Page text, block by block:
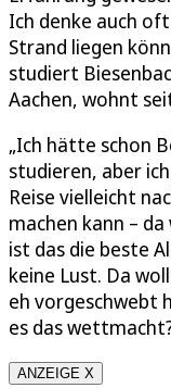
Ich denke auch
Strand liegen
studiert
Aachen, wohnt
„Ich hätte schon
studieren, aber
Reise vielleicht
machen kann –
ist das die beste
keine Lust. Da
eh vorgeschwebt
es das
ANZEIGE X